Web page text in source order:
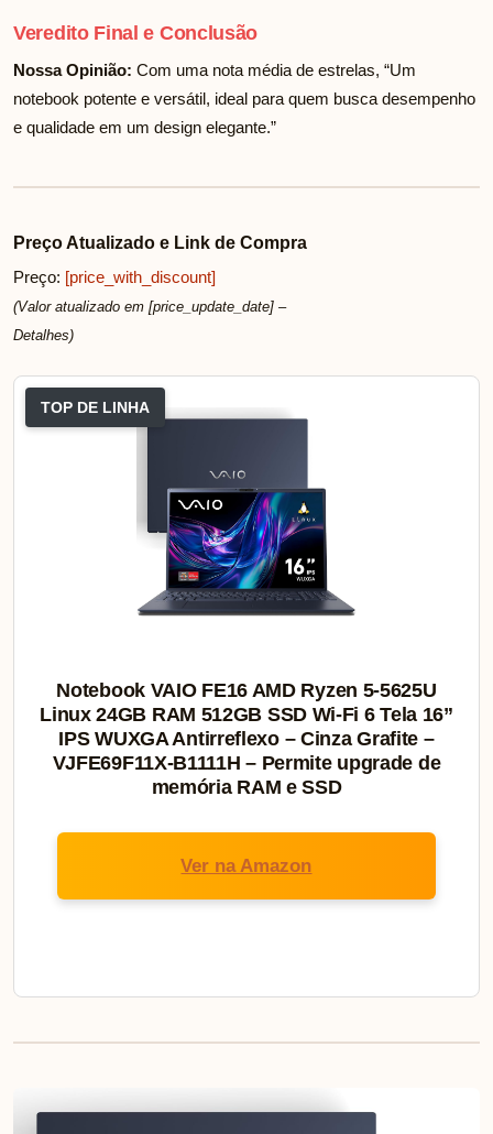
Veredito Final e Conclusão
Nossa Opinião: Com uma nota média de estrelas, “Um
notebook potente e versátil, ideal para quem busca desempenho
e qualidade em um design elegante.”
Preço Atualizado e Link de Compra
Preço: [price_with_discount]
(Valor atualizado em [price_update_date] –
Detalhes)
TOP DE LINHA
Notebook VAIO FE16 AMD Ryzen 5-5625U
Linux 24GB RAM 512GB SSD Wi-Fi 6 Tela 16”
IPS WUXGA Antirreflexo – Cinza Grafite –
VJFE69F11X-B1111H – Permite upgrade de
memória RAM e SSD
Ver na Amazon